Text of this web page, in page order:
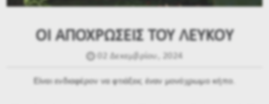
ΟΙ ΑΠΟΧΡΩΣΕΙΣ ΤΟΥ ΛΕΥΚΟΥ
02 Δεκεμβρίου, 2024
Είναι ενδιαφέρον να φτιάξεις έναν μονόχρωμο κήπο.